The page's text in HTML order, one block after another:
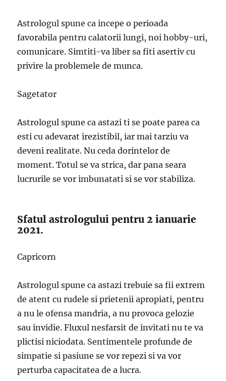
Astrologul spune ca incepe o perioada
favorabila pentru calatorii lungi, noi hobby-uri,
comunicare. Simtiti-va liber sa fiti asertiv cu
privire la problemele de munca.
Sagetator
Astrologul spune ca astazi ti se poate parea ca
esti cu adevarat irezistibil, iar mai tarziu va
deveni realitate. Nu ceda dorintelor de
moment. Totul se va strica, dar pana seara
lucrurile se vor imbunatati si se vor stabiliza.
Sfatul astrologului pentru 2 ianuarie
2021.
Capricorn
Astrologul spune ca astazi trebuie sa fii extrem
de atent cu rudele si prietenii apropiati, pentru
a nu le ofensa mandria, a nu provoca gelozie
sau invidie. Fluxul nesfarsit de invitati nu te va
plictisi niciodata. Sentimentele profunde de
simpatie si pasiune se vor repezi si va vor
perturba capacitatea de a lucra.